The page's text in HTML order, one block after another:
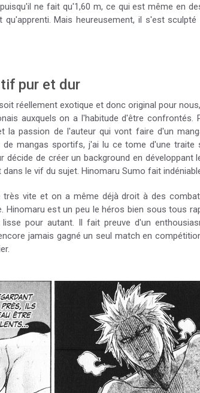
ne fait qu'1,60 m, ce qui est même en
qu'apprenti. Mais heureusement, il s'est
pur et dur
réellement exotique et donc original pour
auxquels on a l'habitude d'être confrontés.
la passion de l'auteur qui vont faire d'un
de mangas sportifs, j'ai lu ce tome d'une traite
décide de créer un background en
le vif du sujet. Hinomaru Sumo fait
très vite et on a même déjà droit à des
Hinomaru est un peu le héros bien sous tous
pour autant. Il fait preuve d'un
jamais gagné un seul match en